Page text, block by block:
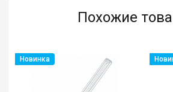
Похожие
Новинка